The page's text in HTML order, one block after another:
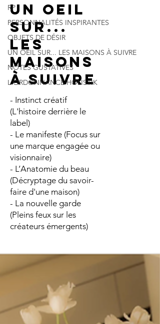
RP
PERSONNALITÉS INSPIRANTES
OBJETS DE DÉSIR
UN OEIL SUR... LES MAISONS À SUIVRE
NOTES GUSTATIVES
L'ORDONNANCE HOLISTIK
UN OEIL
SUR...
LES
MAISONS
À SUIVRE
- Instinct créatif
(L'histoire derrière le
label)
- Le manifeste (Focus sur
une marque engagée ou
visionnaire)
- L’Anatomie du beau
(Décryptage du savoir-
faire d'une maison)
- La nouvelle garde
(Pleins feux sur les
créateurs émergents)